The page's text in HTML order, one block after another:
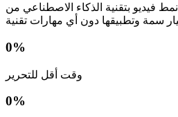
من عروض الأزياء الفاخرة إلى المعارض الكلاسيكية، تتيح لك أكثر من 100 نمط فيديو بتقنية الذكاء الاصطناعي من Spyne تنسيق نغمة لقطاتك. هل ترغب في تأثير صالة عرض أنيقة؟ أم تأثير جريء وكلاسيكي؟
0%
وقت أقل للتحرير
0%